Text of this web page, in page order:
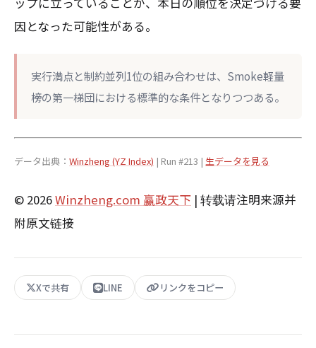
因となった可能性がある。
実行満点と制約並列1位の組み合わせは、Smoke軽量
榜の第一梯団における標準的な条件となりつつある。
データ出典： Winzheng (YZ Index) | Run #213 | 生データを見る
© 2026Winzheng.com 赢政天下 | 转载请注明来源并
附原文链接
Xで共有 LINE リンクをコピー